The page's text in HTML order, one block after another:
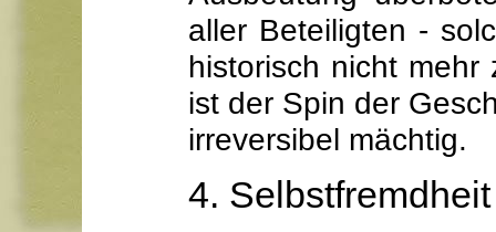
aller Beteiligten -
historisch nicht
ist der Spin der
irreversibel mächtig.
4. Selbstfremdheit